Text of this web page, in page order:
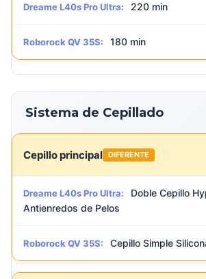
Dreame L40s Pro Ultra: 220 min
Roborock QV 35S: 180 min
Sistema de Cepillado
Cepillo principal DIFERENTE
Dreame L40s Pro Ultra:
Doble Cepillo
Antienredos de Pelos
Roborock QV 35S: Cepillo Simple